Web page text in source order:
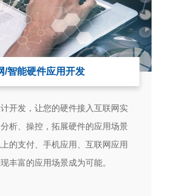
/智能硬件应用开发
开发，让您的硬件接入互联网实
析、操控，拓展硬件的应用场景
的支付、手机应用、互联网应用
丰富的应用场景成为可能。